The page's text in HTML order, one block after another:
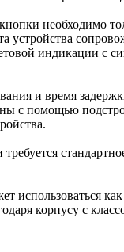
необходимо
устройства
индикации с
и время
с помощью
использоваться
корпусу с